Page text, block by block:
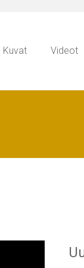
Kuvat Videot